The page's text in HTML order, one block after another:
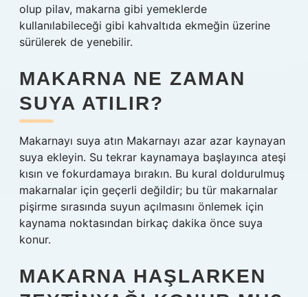
olup pilav, makarna gibi yemeklerde
kullanılabileceği gibi kahvaltıda ekmeğin üzerine
sürülerek de yenebilir.
MAKARNA NE ZAMAN
SUYA ATILIR?
Makarnayı suya atın Makarnayı azar azar kaynayan
suya ekleyin. Su tekrar kaynamaya başlayınca ateşi
kısın ve fokurdamaya bırakın. Bu kural doldurulmuş
makarnalar için geçerli değildir; bu tür makarnalar
pişirme sırasında suyun açılmasını önlemek için
kaynama noktasından birkaç dakika önce suya
konur.
MAKARNA HAŞLARKEN